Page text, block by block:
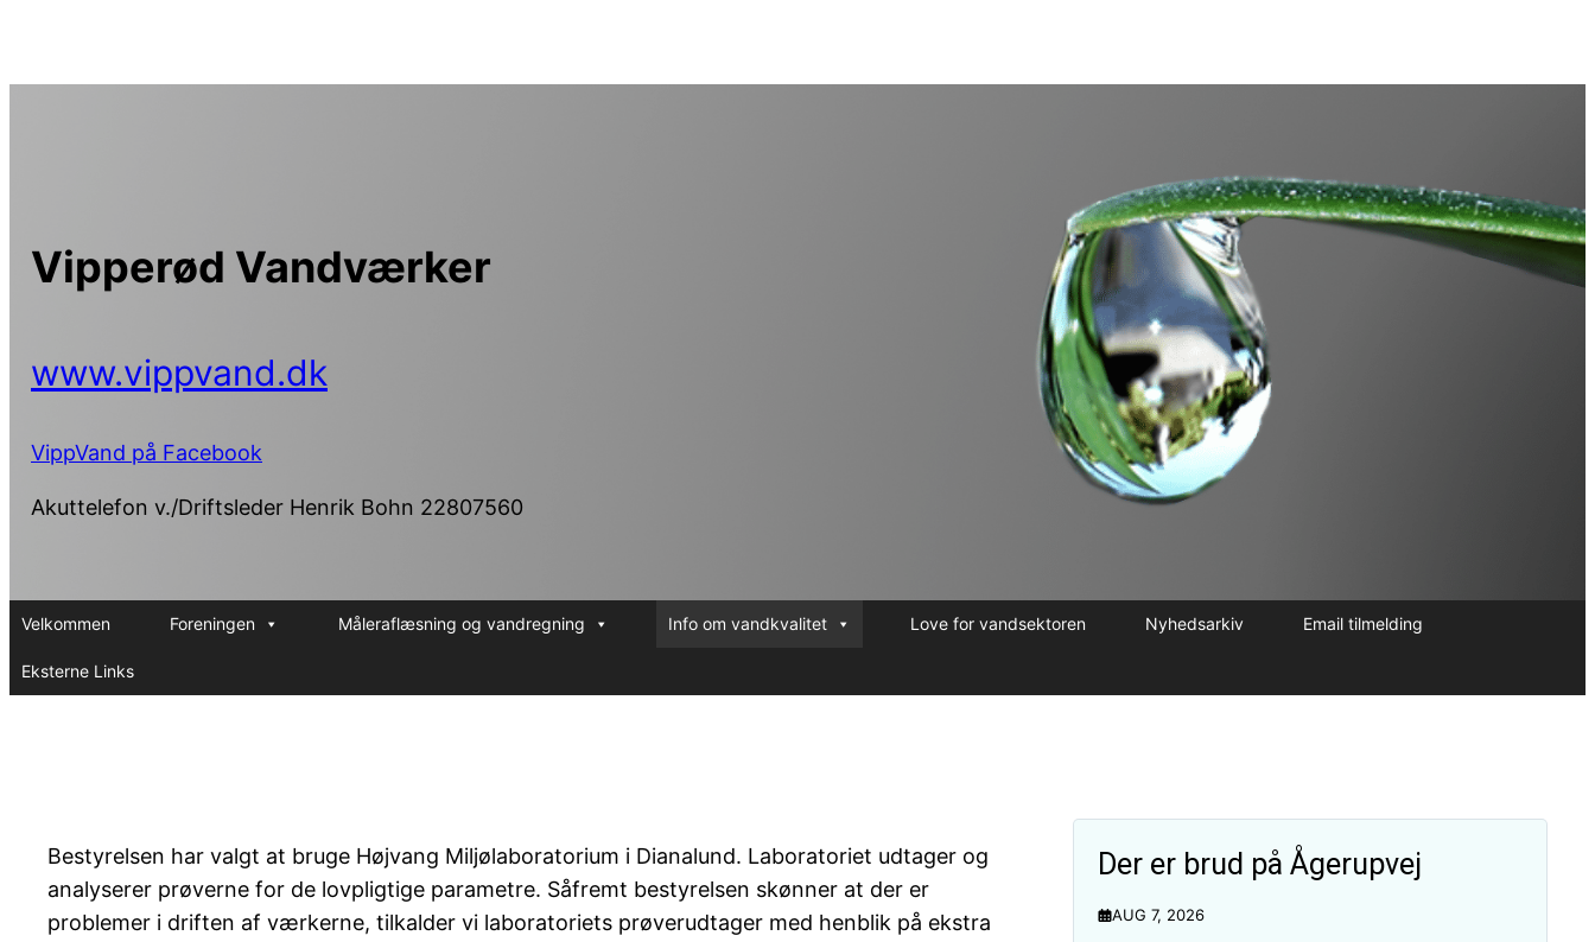
indhold
Vipperød Vandværker
www.vippvand.dk
VippVand på Facebook
Akuttelefon v./Driftsleder Henrik Bohn 22807560
Velkommen Foreningen Måleraflæsning og vandregning Info om vandkvalitet Love for vandsektoren Nyhedsarkiv Email tilmelding
Eksterne Links
Bestyrelsen har valgt at bruge Højvang Miljølaboratorium i Dianalund. Laboratoriet udtager og
analyserer prøverne for de lovpligtige parametre. Såfremt bestyrelsen skønner at der er
problemer i driften af værkerne, tilkalder vi laboratoriets prøverudtager med henblik på ekstra
Der er brud på Ågerupvej
AUG 7, 2026